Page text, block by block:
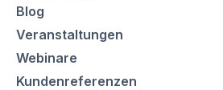
Blog
Veranstaltungen
Webinare
Kundenreferenzen